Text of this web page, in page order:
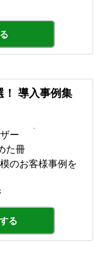
！ 導入事例集
ー
た冊
のお客様事例を
る